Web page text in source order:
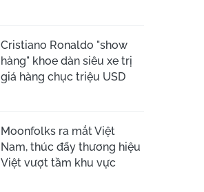
Cristiano Ronaldo "show
hàng" khoe dàn siêu xe trị
giá hàng chục triệu USD
Moonfolks ra mắt Việt
Nam, thúc đẩy thương hiệu
Việt vượt tầm khu vực